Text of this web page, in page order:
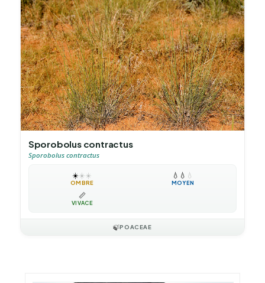
Sporobolus contractus
Sporobolus contractus
☀️☀️☀️
OMBRE
💧 💧 💧
MOYEN
📏
VIVACE
🍃POACEAE